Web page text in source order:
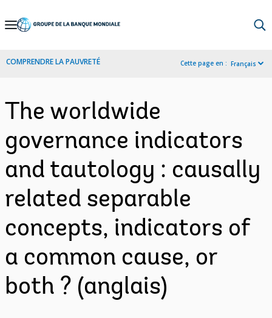
Skip
Navigation
COMPRENDRE LA PAUVRETÉ Cette page en : Français
The worldwide
governance indicators
and tautology : causally
related separable
concepts, indicators of
a common cause, or
both ? (anglais)